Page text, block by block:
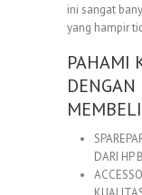
ini sangat
yang hampir
PAHAMI
MEMBELI
DARI HP